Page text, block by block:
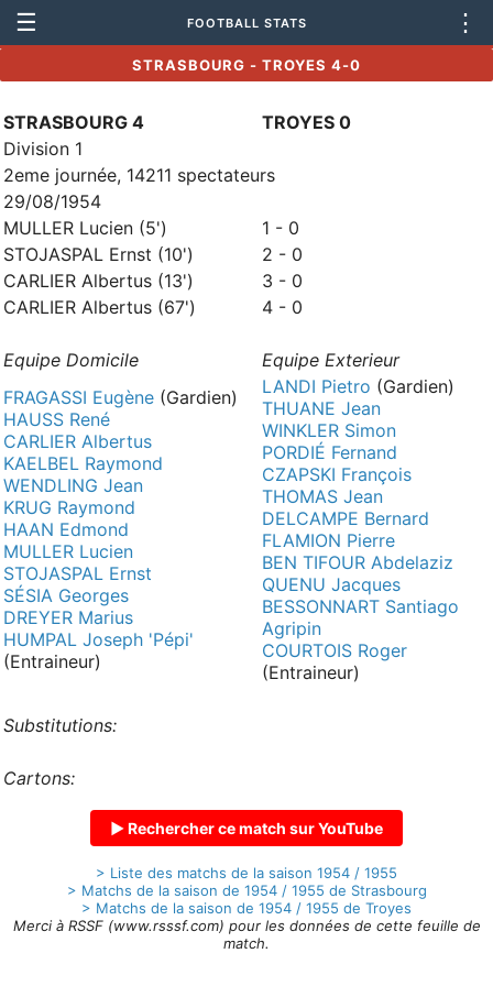
☰ FOOTBALL STATS ⋮
STRASBOURG - TROYES 4-0
STRASBOURG 4
TROYES 0
Division 1
2eme journée, 14211 spectateurs
29/08/1954
MULLER Lucien (5')
1 - 0
STOJASPAL Ernst (10')
2 - 0
CARLIER Albertus (13')
3 - 0
CARLIER Albertus (67')
4 - 0
Equipe Domicile
Equipe Exterieur
FRAGASSI Eugène (Gardien)
HAUSS René
CARLIER Albertus
KAELBEL Raymond
WENDLING Jean
KRUG Raymond
HAAN Edmond
MULLER Lucien
STOJASPAL Ernst
SÉSIA Georges
DREYER Marius
HUMPAL Joseph 'Pépi'
(Entraineur)
LANDI Pietro (Gardien)
THUANE Jean
WINKLER Simon
PORDIÉ Fernand
CZAPSKI François
THOMAS Jean
DELCAMPE Bernard
FLAMION Pierre
BEN TIFOUR Abdelaziz
QUENU Jacques
BESSONNART Santiago
Agripin
COURTOIS Roger
(Entraineur)
Substitutions:
Cartons:
▶ Rechercher ce match sur YouTube
> Liste des matchs de la saison 1954 / 1955
> Matchs de la saison de 1954 / 1955 de Strasbourg
> Matchs de la saison de 1954 / 1955 de Troyes
Merci à RSSF (www.rsssf.com) pour les données de cette feuille de
match.